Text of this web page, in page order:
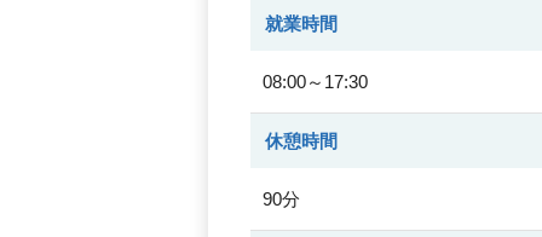
就業時間
08:00～17:30
休憩時間
90分